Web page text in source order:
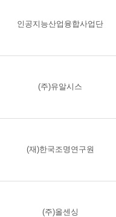
인공지능산업융합사업단
(주)유알시스
(재)한국조명연구원
(주)올센싱